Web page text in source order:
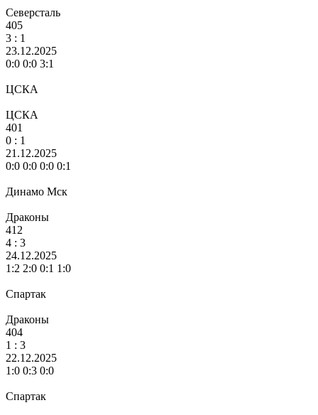
Северсталь
405
3 : 1
23.12.2025
0:0 0:0 3:1
ЦСКА
ЦСКА
401
0 : 1
21.12.2025
0:0 0:0 0:0 0:1
Динамо Мск
Драконы
412
4 : 3
24.12.2025
1:2 2:0 0:1 1:0
Спартак
Драконы
404
1 : 3
22.12.2025
1:0 0:3 0:0
Спартак